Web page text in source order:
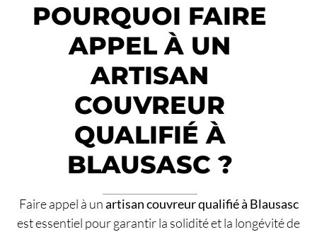
POURQUOI FAIRE
APPEL À UN
ARTISAN
COUVREUR
QUALIFIÉ À
BLAUSASC ?
Faire appel à unartisan couvreur qualifié à Blausasc
est essentiel pour garantir la solidité et la longévité de